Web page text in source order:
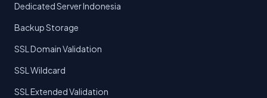
Dedicated Server Indonesia
Backup Storage
SSL Domain Validation
SSL Wildcard
SSL Extended Validation